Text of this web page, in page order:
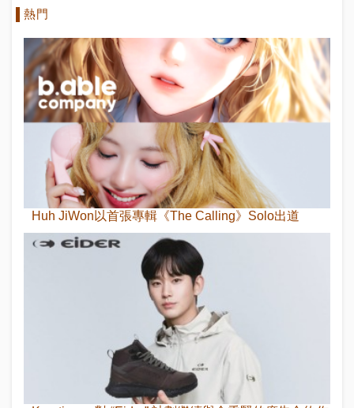
熱門
Huh JiWon以首張專輯《The Calling》Solo出道